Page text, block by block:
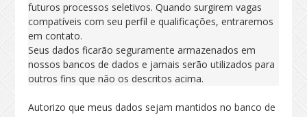
futuros processos seletivos. Quando surgirem vagas
compatíveis com seu perfil e qualificações, entraremos
em contato.
Seus dados ficarão seguramente armazenados em
nossos bancos de dados e jamais serão utilizados para
outros fins que não os descritos acima.
Autorizo que meus dados sejam mantidos no banco de